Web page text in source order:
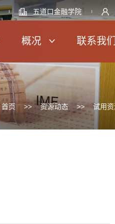
五道口金融学院
概况 联系我们
首页 >> 资源动态 >> 试用